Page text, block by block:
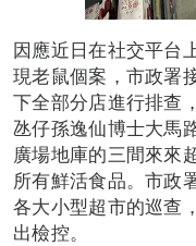
因應近日在社交平台
現老鼠個案，市政署
下全部分店進行排查
氹仔孫逸仙博士大馬
廣場地庫的三間來來
所有鮮活食品。市政
各大小型超市的巡查
出檢控。